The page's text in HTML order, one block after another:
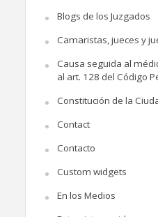
Blogs de los Juzgados
Camaristas, jueces y
Causa seguida al
al art. 128 del Código
Constitución de la
Contact
Contacto
Custom widgets
En los Medios